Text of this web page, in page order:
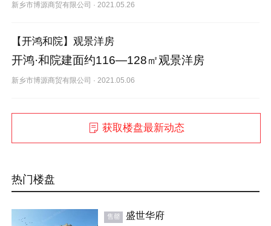
新乡市博源商贸有限公司 ·2021.05.26
【开鸿和院】观景洋房
开鸿·和院建面约116—128㎡观景洋房
新乡市博源商贸有限公司 ·2021.05.06
获取楼盘最新动态
热门楼盘
售罄 盛世华府